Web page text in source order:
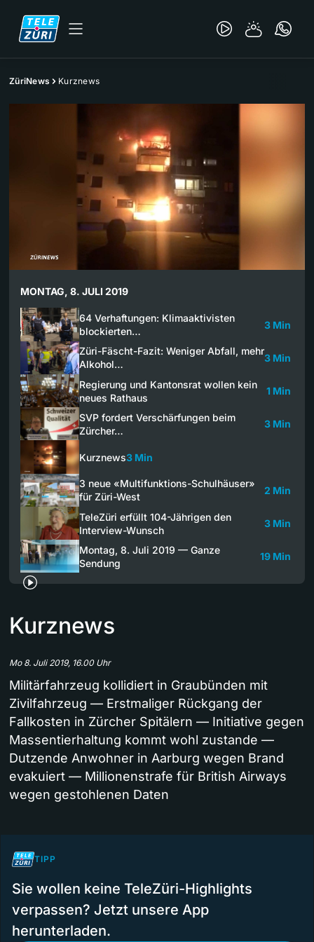
ZüriNews Kurznews
MONTAG, 8. JULI 2019
64 Verhaftungen: Klimaaktivisten
blockierten…
3 Min
Züri-Fäscht-Fazit: Weniger Abfall, mehr
Alkohol…
3 Min
Regierung und Kantonsrat wollen kein
neues Rathaus
1 Min
SVP fordert Verschärfungen beim
Zürcher…
3 Min
Kurznews3 Min
3 neue «Multifunktions-Schulhäuser»
für Züri-West
2 Min
TeleZüri erfüllt 104-Jährigen den
Interview-Wunsch
3 Min
Montag, 8. Juli 2019 — Ganze
Sendung
19 Min
Kurznews
Mo 8. Juli 2019, 16.00 Uhr
Militärfahrzeug kollidiert in Graubünden mit
Zivilfahrzeug — Erstmaliger Rückgang der
Fallkosten in Zürcher Spitälern — Initiative gegen
Massentierhaltung kommt wohl zustande —
Dutzende Anwohner in Aarburg wegen Brand
evakuiert — Millionenstrafe für British Airways
wegen gestohlenen Daten
TIPP
Sie wollen keine TeleZüri-Highlights
verpassen? Jetzt unsere App
herunterladen.